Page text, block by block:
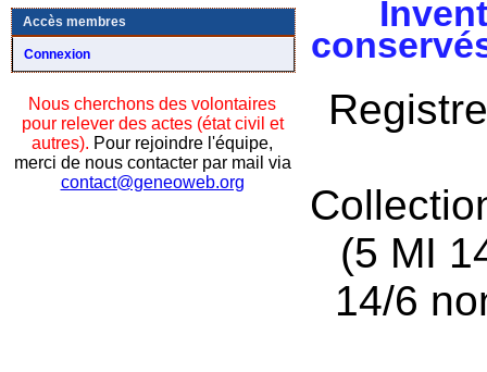
Accès membres
Connexion
Nous cherchons des volontaires
pour relever des actes (état civil et
autres). Pour rejoindre l'équipe,
merci de nous contacter par mail via
contact@geneoweb.org
(5 MI
14/6